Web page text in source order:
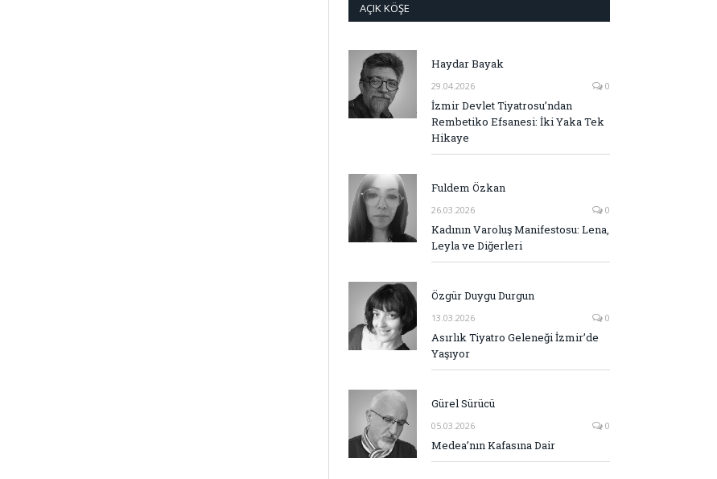
AÇIK KÖŞE
Haydar Bayak
29.04.2026 0
İzmir Devlet Tiyatrosu’ndan
Rembetiko Efsanesi: İki Yaka Tek
Hikaye
Fuldem Özkan
26.03.2026 0
Kadının Varoluş Manifestosu: Lena,
Leyla ve Diğerleri
Özgür Duygu Durgun
13.03.2026 0
Asırlık Tiyatro Geleneği İzmir’de
Yaşıyor
Gürel Sürücü
05.03.2026 0
Medea’nın Kafasına Dair